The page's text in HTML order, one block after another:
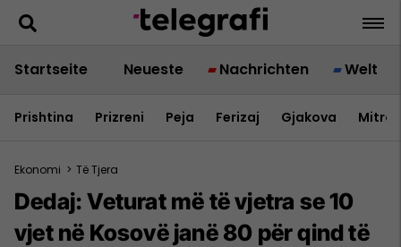
Startseite Neueste Nachrichten Welt
Prishtina Prizreni Peja Ferizaj Gjakova
Ekonomi > Të Tjera
Dedaj: Veturat më të vjetra se 10
vjet në Kosovë janë 80 për qind të